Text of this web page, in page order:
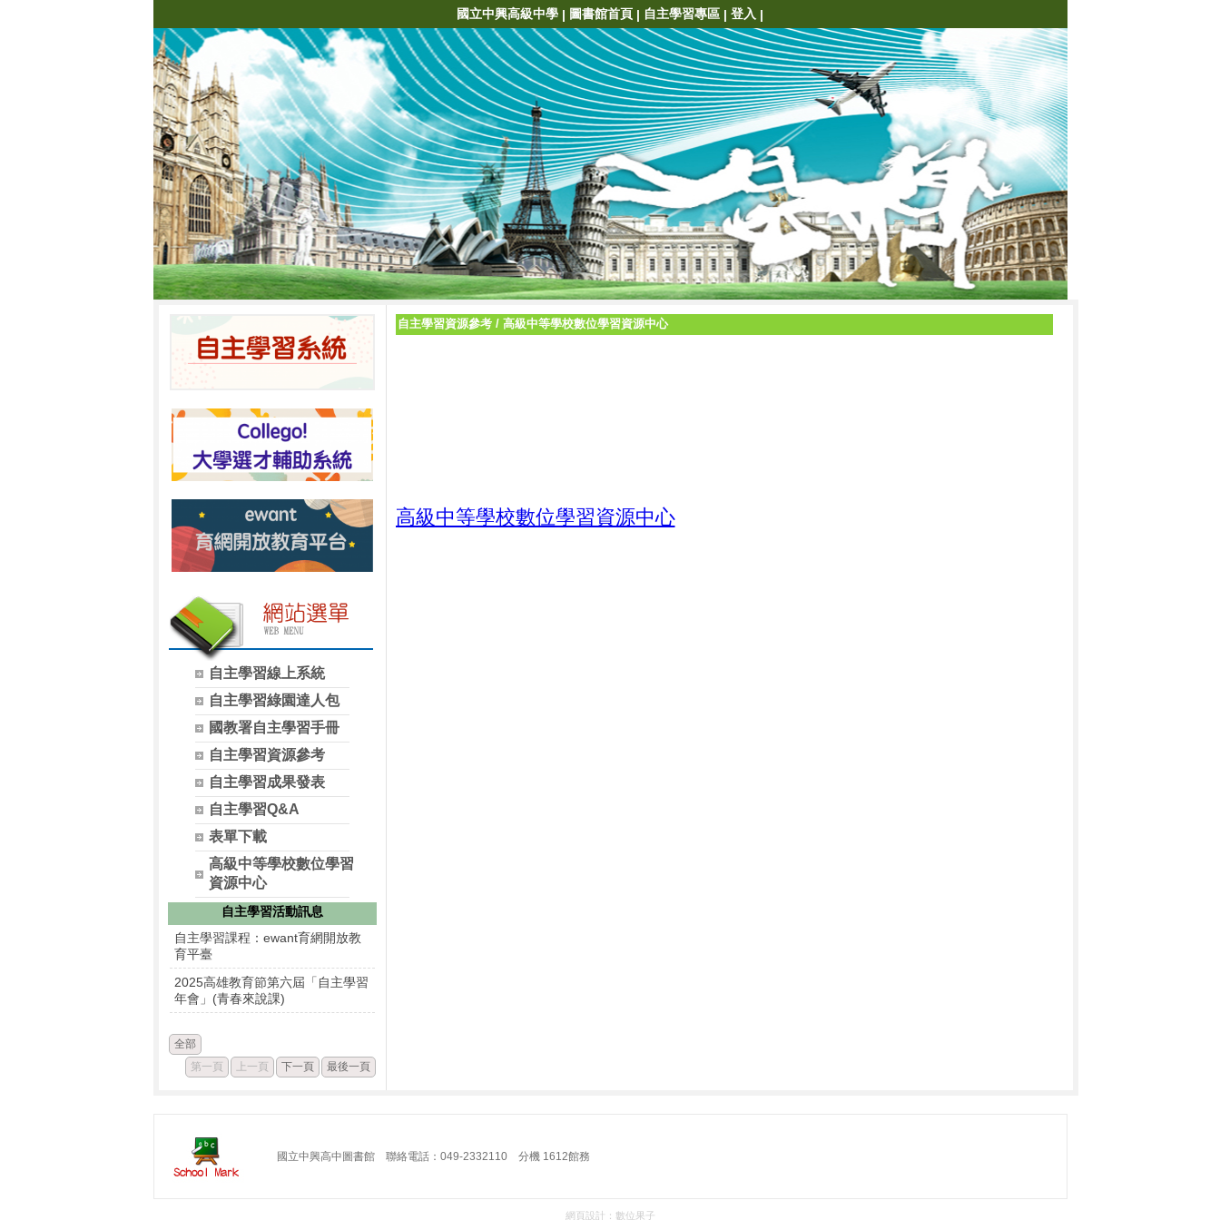
國立中興高級中學 | 圖書館首頁 | 自主學習專區 | 登入 |
自主學習線上系統
自主學習綠園達人包
國教署自主學習手冊
自主學習資源參考
自主學習成果發表
自主學習Q&A
表單下載
高級中等學校數位學習
資源中心
自主學習活動訊息
自主學習課程：ewant育網開放教
育平臺
2025高雄教育節第六屆「自主學習
年會」(青春來說課)
全部
第一頁
上一頁 下一頁 最後一頁
自主學習資源參考/ 高級中等學校數位學習資源中心
高級中等學校數位學習資源中心
國立中興高中圖書館 聯絡電話：049-2332110 分機 1612館務
網頁設計： 數位果子